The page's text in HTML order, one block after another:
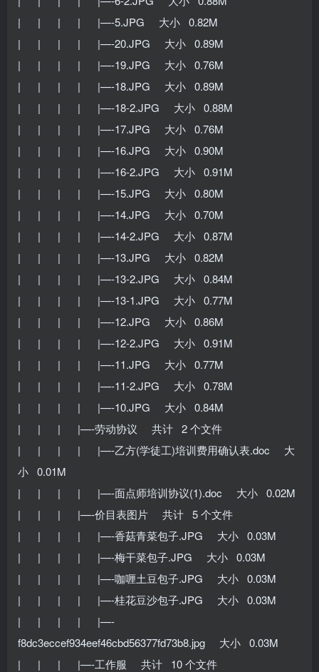
| | | | |—-5.JPG 大小 0.82M
| | | | |—-20.JPG 大小 0.89M
| | | | |—-19.JPG 大小 0.76M
| | | | |—-18.JPG 大小 0.89M
| | | | |—-18-2.JPG 大小 0.88M
| | | | |—-17.JPG 大小 0.76M
| | | | |—-16.JPG 大小 0.90M
| | | | |—-16-2.JPG 大小 0.91M
| | | | |—-15.JPG 大小 0.80M
| | | | |—-14.JPG 大小 0.70M
| | | | |—-14-2.JPG 大小 0.87M
| | | | |—-13.JPG 大小 0.82M
| | | | |—-13-2.JPG 大小 0.84M
| | | | |—-13-1.JPG 大小 0.77M
| | | | |—-12.JPG 大小 0.86M
| | | | |—-12-2.JPG 大小 0.91M
| | | | |—-11.JPG 大小 0.77M
| | | | |—-11-2.JPG 大小 0.78M
| | | | |—-10.JPG 大小 0.84M
| | | |—-劳动协议 共计 2 个文件
| | | | |—-乙方(学徒工)培训费用确认表.doc 大
小 0.01M
| | | | |—-面点师培训协议(1).doc 大小 0.02M
| | | |—-价目表图片 共计 5 个文件
| | | | |—-香菇青菜包子.JPG 大小 0.03M
| | | | |—-梅干菜包子.JPG 大小 0.03M
| | | | |—-咖喱土豆包子.JPG 大小 0.03M
| | | | |—-桂花豆沙包子.JPG 大小 0.03M
| | | | |—-
f8dc3eccef934eef46cbd56377fd73b8.jpg 大小 0.03M
| | | |—-工作服 共计 10 个文件